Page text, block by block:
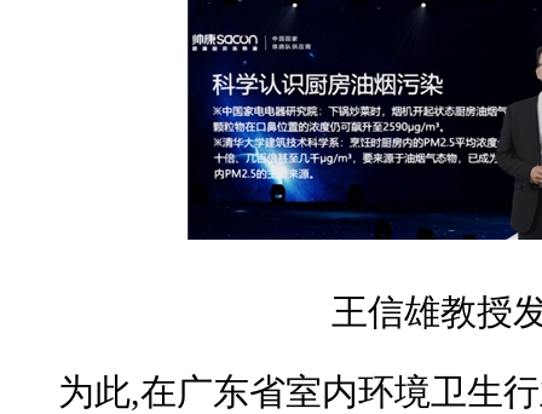
王信雄教授
为此,在广东省室内环境卫生